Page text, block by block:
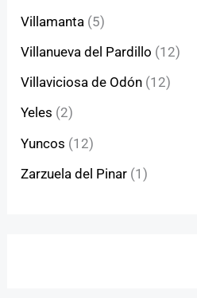
Villamanta (5)
Villanueva del Pardillo (12)
Villaviciosa de Odón (12)
Yeles (2)
Yuncos (12)
Zarzuela del Pinar (1)